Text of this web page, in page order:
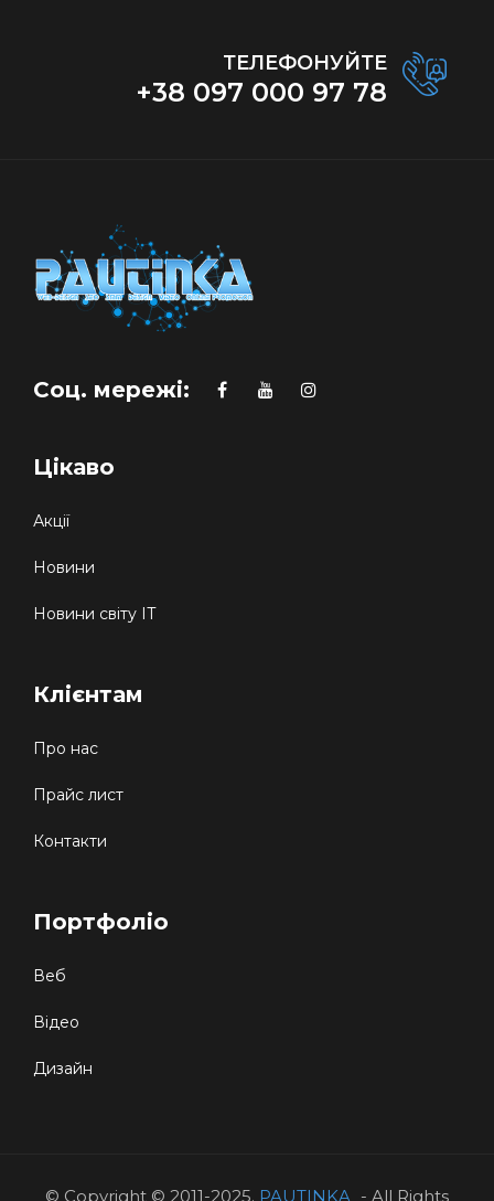
ТЕЛЕФОНУЙТЕ
+38 097 000 97 78
Соц. мережі:
Цікаво
Акції
Новини
Новини світу IT
Клієнтам
Про нас
Прайс лист
Контакти
Портфоліо
Веб
Відео
Дизайн
© Copyright © 2011-2025. PAUTINKA - All Rights